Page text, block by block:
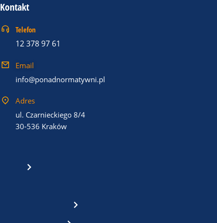
Kontakt
Telefon
12 378 97 61
Email
info@ponadnormatywni.pl
Adres
ul. Czarnieckiego 8/4
30-536 Kraków